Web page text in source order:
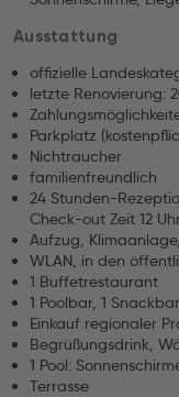
Ausstattung
offizielle
letzte Renovierung:
Parkplatz
Nichtraucher
familienfreundlich
24 Stunden-
Check-out Zeit 12
Aufzug,
WLAN, in den
1 Buffetrestaurant
1 Poolbar, 1 Snackbar
Einkauf regionaler
Begrüßungsdrink,
1 Pool:
Terrasse